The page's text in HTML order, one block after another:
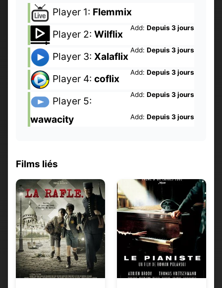
Player 1: Flemmix
Add: Depuis 3 jours
Player 2: Wilflix
Add: Depuis 3 jours
Player 3: Xalaflix
Add: Depuis 3 jours
Player 4: coflix
Add: Depuis 3 jours
Player 5:
wawacity
Add: Depuis 3 jours
Films liés